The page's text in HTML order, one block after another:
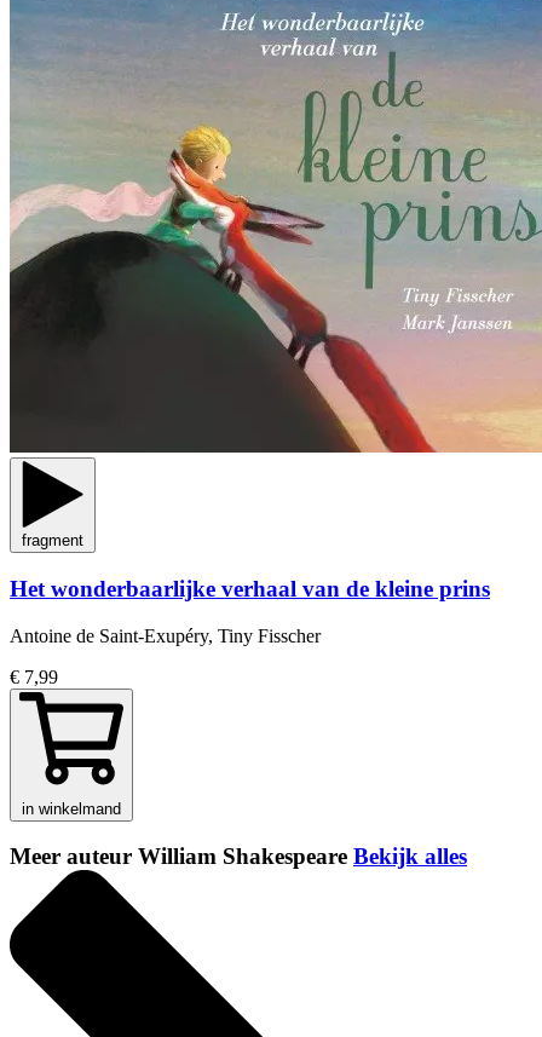
fragment
Het wonderbaarlijke verhaal van de kleine prins
Antoine de Saint-Exupéry, Tiny Fisscher
€ 7,99
in winkelmand
Meer auteur William Shakespeare Bekijk alles